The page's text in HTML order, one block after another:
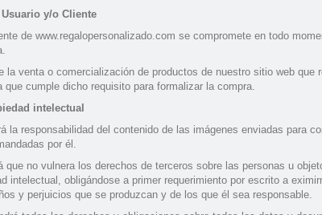
y/o Cliente
de www.regalopersonalizado.com se compromete en todo
la venta o comercialización de productos de nuestro sitio web
que cumple dicho requisito para formalizar la compra.
intelectual
la responsabilidad del contenido de las imágenes enviadas para
por él.
que no vulnera los derechos de terceros sobre las personas u
intelectual, obligándose a primer requerimiento por escrito a
y perjuicios que se produzcan y de los que él sea responsable.